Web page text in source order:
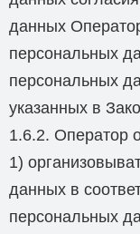
данных
персональных
персональных
указанных в
1.6.2. Оператор
1)
данных в
персональных